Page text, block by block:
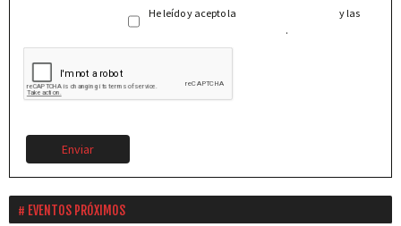
He leído y acepto la
y las
.
Enviar
EVENTOS PRÓXIMOS